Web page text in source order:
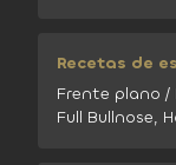
Recetas de
Frente plano /
Full Bullnose,